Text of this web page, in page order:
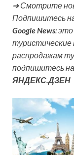
➔ Смотрите
Подпишитесь
Google News:
туристические
распродажам
подпишитесь
ЯНДЕКС.ДЗЕН